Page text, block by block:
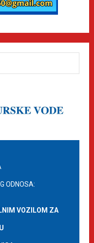
ODNOSA:
VOZILOM ZA